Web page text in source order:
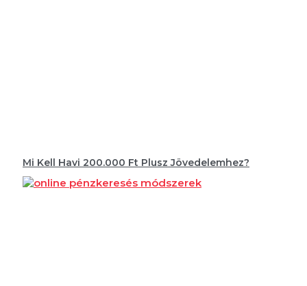
Mi Kell Havi 200.000 Ft Plusz Jövedelemhez?